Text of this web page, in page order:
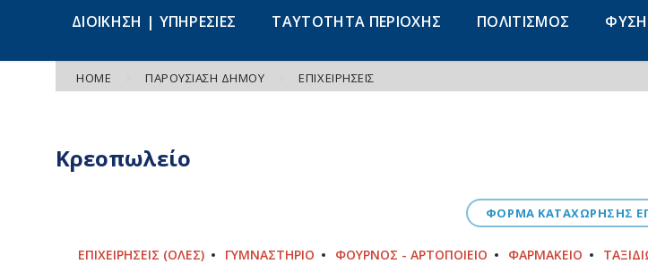
ΔΙΟΙΚΗΣΗ | ΥΠΗΡΕΣΙΕΣ ΤΑΥΤΟΤΗΤΑ ΠΕΡΙΟΧΗΣ ΠΟΛΙΤΙΣΜΟΣ ΦΥΣΗ
HOME ΠΑΡΟΥΣΙΑΣΗ ΔΗΜΟΥ ΕΠΙΧΕΙΡΉΣΕΙΣ
Κρεοπωλείο
ΦΟΡΜΑ ΚΑΤΑΧΩΡΗΣΗΣ
ΕΠΙΧΕΙΡΉΣΕΙΣ (ΌΛΕΣ) ΓΥΜΝΑΣΤΉΡΙΟ ΦΟΎΡΝΟΣ - ΑΡΤΟΠΟΙΕΊΟ ΦΑΡΜΑΚΕΊΟ